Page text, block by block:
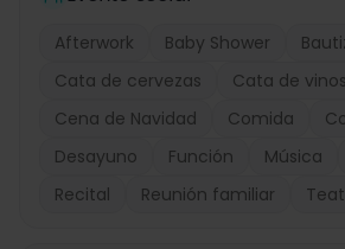
Afterwork Baby Shower
Cata de cervezas
Cata de vinos
Cena de Navidad
Comida
Desayuno
Función Música
Recital
Reunión familiar